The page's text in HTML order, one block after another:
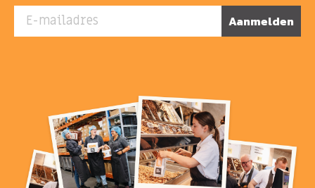
E-mailadres Aanmelden